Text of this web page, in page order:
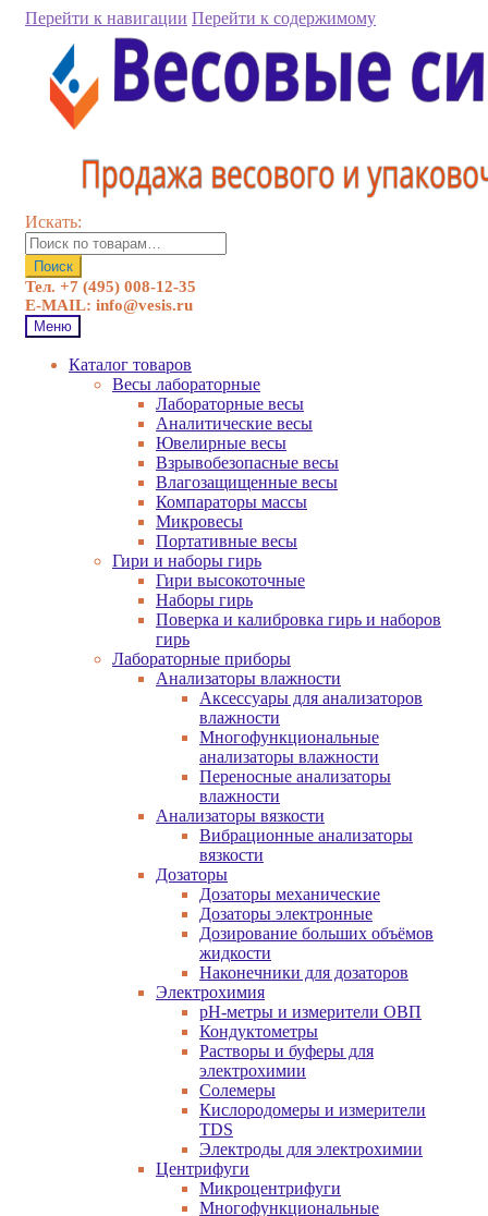
Перейти к навигации Перейти к содержимому
Искать:
Поиск
Тел. +7 (495) 008-12-35
E-MAIL: info@vesis.ru
Меню
Каталог товаров
Весы лабораторные
Лабораторные весы
Аналитические весы
Ювелирные весы
Взрывобезопасные весы
Влагозащищенные весы
Компараторы массы
Микровесы
Портативные весы
Гири и наборы гирь
Гири высокоточные
Наборы гирь
Поверка и калибровка гирь и наборов
гирь
Лабораторные приборы
Анализаторы влажности
Аксессуары для анализаторов
влажности
Многофункциональные
анализаторы влажности
Переносные анализаторы
влажности
Анализаторы вязкости
Вибрационные анализаторы
вязкости
Дозаторы
Дозаторы механические
Дозаторы электронные
Дозирование больших объёмов
жидкости
Наконечники для дозаторов
Электрохимия
pH-метры и измерители ОВП
Кондуктометры
Растворы и буферы для
электрохимии
Солемеры
Кислородомеры и измерители
TDS
Электроды для электрохимии
Центрифуги
Микроцентрифуги
Многофункциональные